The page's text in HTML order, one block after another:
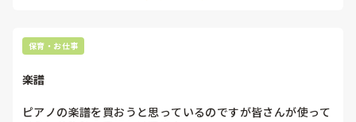
保育・お仕事
楽譜
ピアノの楽譜を買おうと思っているのですが皆さんが使って